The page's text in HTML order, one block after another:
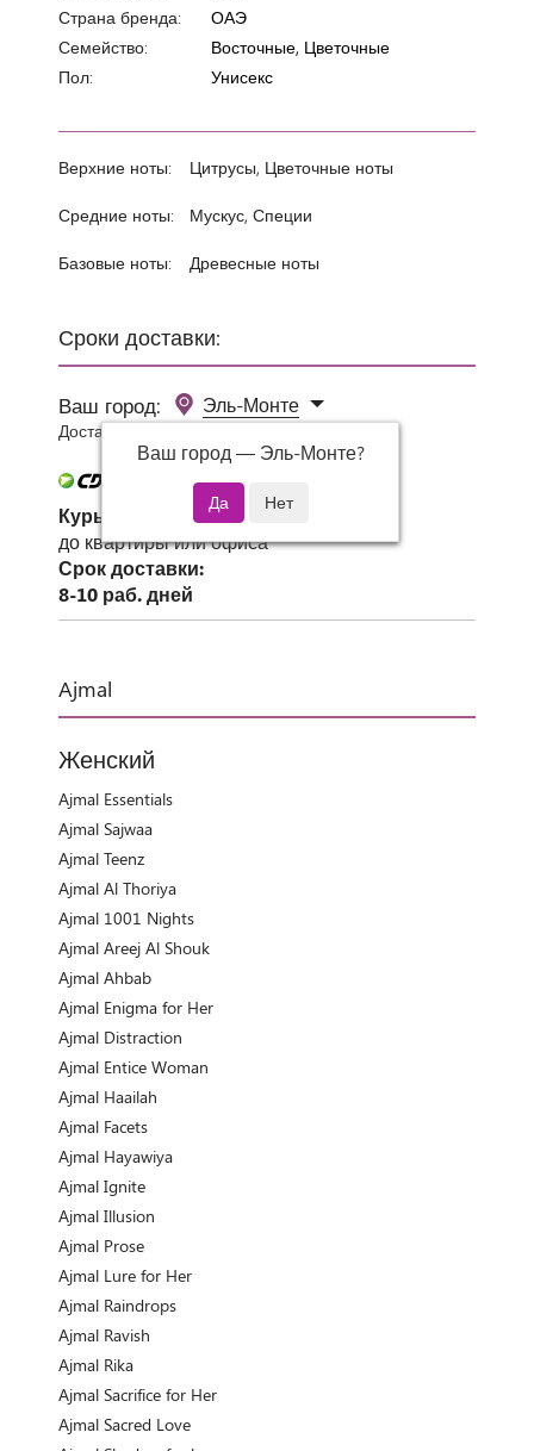
Сроки доставки:
Ваш город:
Эль-Монте
Ваш город — Эль-Монте?
Доставка 0 руб при заказе от 3000 руб.
Курьер СДЭК
до квартиры или офиса
Срок доставки:
8-10 раб. дней
Ajmal
Женский
Ajmal Essentials
Ajmal Sajwaa
Ajmal Teenz
Ajmal Al Thoriya
Ajmal 1001 Nights
Ajmal Areej Al Shouk
Ajmal Ahbab
Ajmal Enigma for Her
Ajmal Distraction
Ajmal Entice Woman
Ajmal Haailah
Ajmal Facets
Ajmal Hayawiya
Ajmal Ignite
Ajmal Illusion
Ajmal Prose
Ajmal Lure for Her
Ajmal Raindrops
Ajmal Ravish
Ajmal Rika
Ajmal Sacrifice for Her
Ajmal Sacred Love
Страна бренда:
ОАЭ
Семейство:
Восточные, Цветочные
Пол:
Унисекс
Верхние ноты: Цитрусы, Цветочные ноты
Средние ноты: Мускус, Специи
Базовые ноты: Древесные ноты